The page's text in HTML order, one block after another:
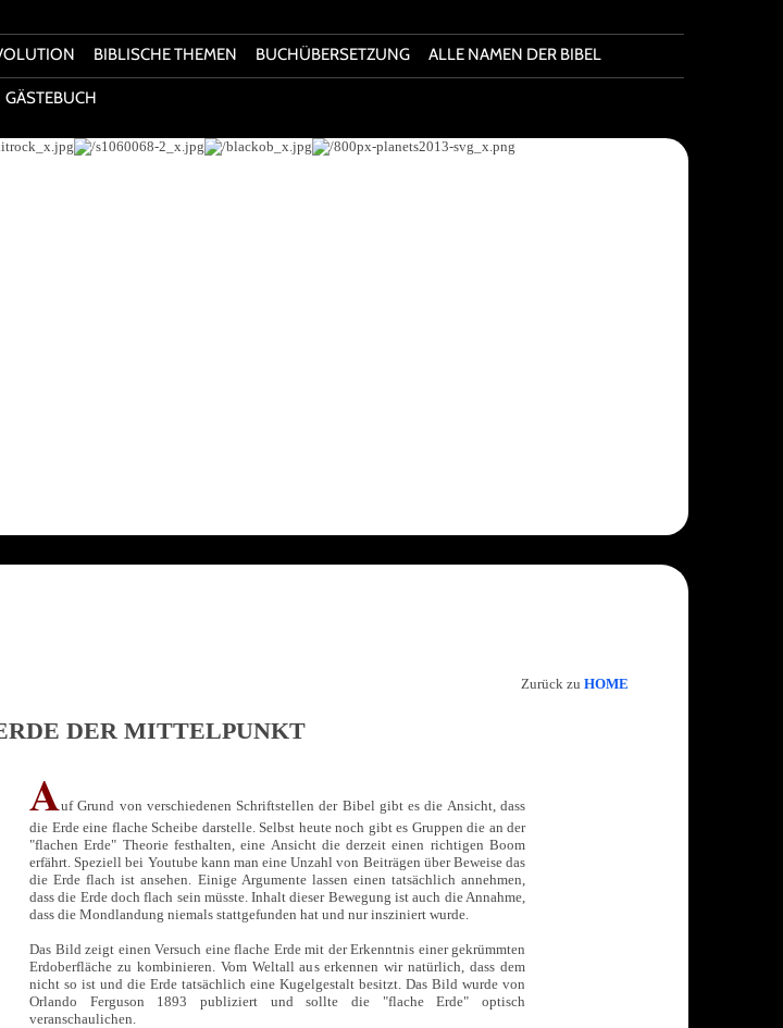
BIBLISCHE THEMEN BUCHÜBERSETZUNG ALLE NAMEN DER BIBEL
GÄSTEBUCH
Zurück zu HOME
DER MITTELPUNKT
Auf Grund von verschiedenen Schriftstellen der Bibel gibt es die Ansicht, dass
die Erde eine flache Scheibe darstelle. Selbst heute noch gibt es Gruppen die an der
"flachen Erde" Theorie festhalten, eine Ansicht die derzeit einen richtigen Boom
erfährt. Speziell bei Youtube kann man eine Unzahl von Beiträgen über Beweise das
die Erde flach ist ansehen. Einige Argumente lassen einen tatsächlich annehmen,
dass die Erde doch flach sein müsste. Inhalt dieser Bewegung ist auch die Annahme,
dass die Mondlandung niemals stattgefunden hat und nur insziniert wurde.
Das Bild zeigt einen Versuch eine flache Erde mit der Erkenntnis einer gekrümmten
Erdoberfläche zu kombinieren. Vom Weltall aus erkennen wir natürlich, dass dem
nicht so ist und die Erde tatsächlich eine Kugelgestalt besitzt. Das Bild wurde von
Orlando Ferguson 1893 publiziert und sollte die "flache Erde" optisch
veranschaulichen.